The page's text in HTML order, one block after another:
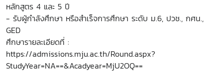
หลักสูตร 4 และ 5 ปี
- รับผู้กำลังศึกษา หรือสำเร็จการศึกษา ระดับ ม.6, ปวช., กศน.,
GED
ศึกษารายละเอียดที่ :
https://admissions.mju.ac.th/Round.aspx?
StudyYear=NA==&Acadyear=MjU2OQ==